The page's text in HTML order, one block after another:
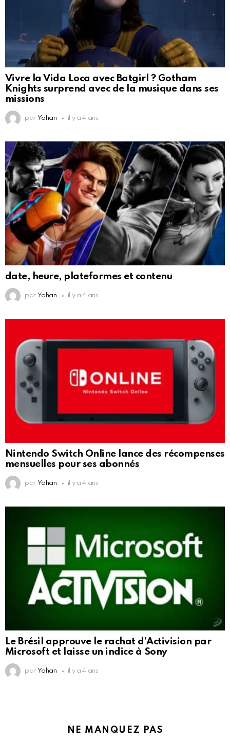
Vivre la Vida Loca avec Batgirl ? Gotham
Knights surprend avec de la musique dans ses
missions
par Yohan il y a 4 ans
date, heure, plateformes et contenu
par Yohan il y a 4 ans
Nintendo Switch Online lance des récompenses
mensuelles pour ses abonnés
par Yohan il y a 4 ans
Le Brésil approuve le rachat d’Activision par
Microsoft et laisse un indice à Sony
par Yohan il y a 4 ans
NE MANQUEZ PAS